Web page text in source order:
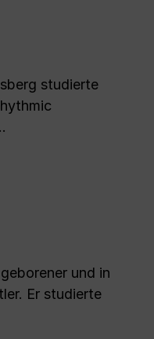
studierte
und in
Er studierte